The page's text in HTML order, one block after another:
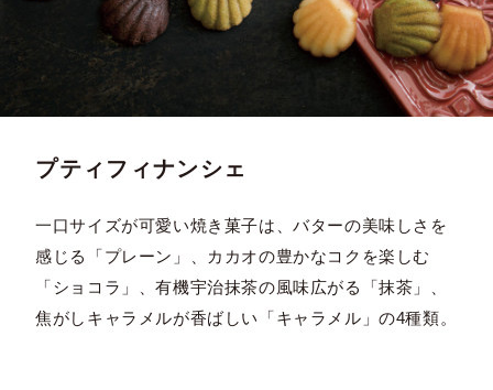
プティフィナンシェ
一口サイズが可愛い焼き菓子は、バターの美味しさを
感じる「プレーン」、カカオの豊かなコクを楽しむ
「ショコラ」、有機宇治抹茶の風味広がる「抹茶」、
焦がしキャラメルが香ばしい「キャラメル」の4種類。